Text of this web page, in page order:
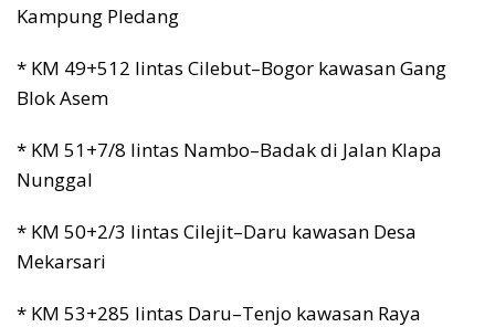
Kampung Pledang
* KM 49+512 lintas Cilebut–Bogor kawasan Gang
Blok Asem
* KM 51+7/8 lintas Nambo–Badak di Jalan Klapa
Nunggal
* KM 50+2/3 lintas Cilejit–Daru kawasan Desa
Mekarsari
* KM 53+285 lintas Daru–Tenjo kawasan Raya